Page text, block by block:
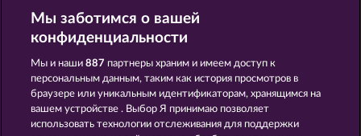
ATLANTIC WILDS BEAUTIFUL NATURE
Мы заботимся о вашей
конфиденциальности
Мы и наши887 партнеры храним и имеем доступ к
персональным данным, таким как история просмотров в
браузере или уникальным идентификаторам, хранящимся на
вашем устройстве . Выбор Я принимаю позволяет
использовать технологии отслеживания для поддержки